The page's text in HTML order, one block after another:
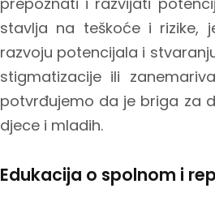
stavlja na teškoće i rizike,
razvoju potencijala i
stigmatizacije ili
potvrđujemo da je briga za
djece i mladih.
Edukacija o spolnom i